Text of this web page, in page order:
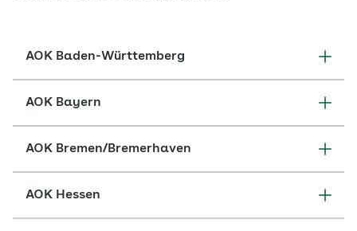
AOK Baden-Württemberg
AOK Bayern
AOK Bremen/Bremerhaven
AOK Hessen